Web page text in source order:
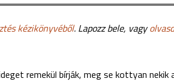
kézikönyvéből. Lapozz bele, vagy
remekül bírják, meg se kottyan